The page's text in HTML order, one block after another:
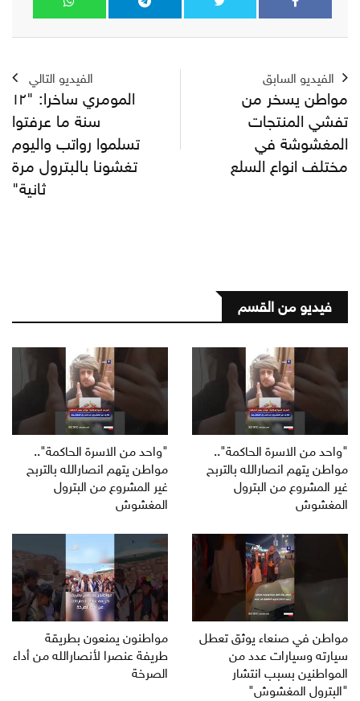
الفيديو السابق
مواطن يسخر من
تفشي المنتجات
المغشوشة في
مختلف انواع السلع
الفيديو التالي
المومري ساخرا: "١٢
سنة ما عرفتوا
تسلموا رواتب واليوم
تغشونا بالبترول مرة
ثانية"
فيديو من القسم
"واحد من الاسرة الحاكمة"..
مواطن يتهم انصارالله بالتربح
غير المشروع من البترول
المغشوش
"واحد من الاسرة الحاكمة"..
مواطن يتهم انصارالله بالتربح
غير المشروع من البترول
المغشوش
مواطن في صنعاء يوثق تعطل
سيارته وسيارات عدد من
المواطنين بسبب انتشار
"البترول المغشوش"
مواطنون يمنعون بطريقة
طريفة عنصرا لأنصارالله من أداء
الصرخة